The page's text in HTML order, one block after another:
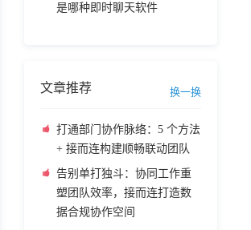
是哪种即时聊天软件
文章推荐 换一换
打通部门协作脉络：5 个方法
+ 接而连构建顺畅联动团队
告别单打独斗：协同工作重
塑团队效率，接而连打造数
据合规协作空间